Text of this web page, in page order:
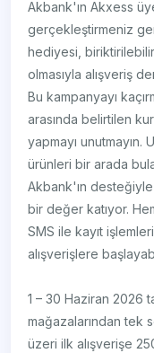
Akbank'ın Akxess
gerçekleştirmeniz
hediyesi,
olmasıyla alışveriş
Bu kampanyayı
arasında belirtilen
yapmayı unutmayın.
ürünleri bir arada
Akbank'ın
bir değer katıyor.
SMS ile kayıt
alışverişlere
1 – 30 Haziran 2026
mağazalarından tek
üzeri ilk alışverişe